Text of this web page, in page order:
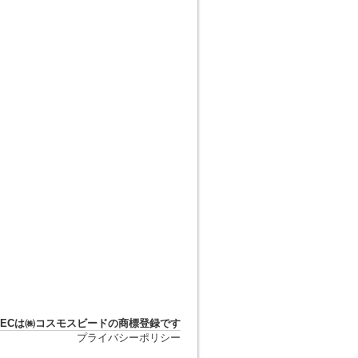
は㈱コスモスビードの商標登録です
プライバシーポリシー